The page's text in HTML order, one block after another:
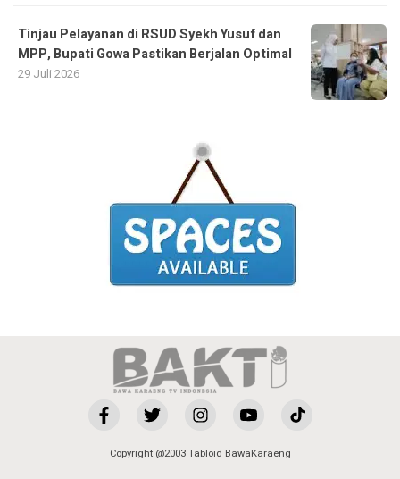
Tinjau Pelayanan di RSUD Syekh Yusuf dan
MPP, Bupati Gowa Pastikan Berjalan Optimal
29 Juli 2026
Copyright @2003 Tabloid BawaKaraeng